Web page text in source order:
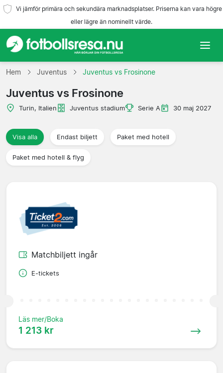
Vi jämför primära och sekundära marknadsplatser. Priserna kan vara högre
eller lägre än nominellt värde.
Hem
Lag
Resebyråer
Hem Juventus Juventus vs Frosinone
Juventus vs Frosinone
Turin, Italien Juventus stadium Serie A 30 maj 2027
Visa alla Endast biljett Paket med hotell
Paket med hotell & flyg
Matchbiljett ingår
E-tickets
Läs mer/Boka
1 213 kr